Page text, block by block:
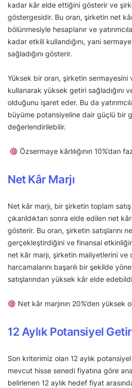
kadar kâr elde ettiğini gösterir ve
göstergesidir. Bu oran, şirketin net
bölünmesiyle hesaplanır ve
kadar etkili kullandığını, yani
sağladığını gösterir.
Yüksek bir oran, şirketin sermayesini
kullanarak yüksek getiri sağladığını
olduğunu işaret eder. Bu da
büyüme potansiyeline dair güçlü bir
değerlendirilebilir.
Özsermaye kârlılığının 10%’dan
Net Kâr Marjı
Net kâr marjı, bir şirketin toplam
çıkarıldıktan sonra elde edilen net
gösterir. Bu oran, şirketin satışlarını
gerçekleştirdiğini ve finansal
net kâr marjı, şirketin maliyetlerini
harcamalarını başarılı bir şekilde
satışlarından yüksek kâr elde
Net kâr marjının 20%’den yüksek
12 Aylık Potansiyel
Son kriterimiz olan 12 aylık
mevcut hisse senedi fiyatına göre
belirlenen 12 aylık hedef fiyat